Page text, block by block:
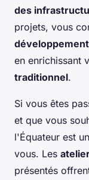
des
projets, vous
en enrichissant
traditionnel.
Si vous êtes
et que vous
l'Équateur est
vous. Les
présentés